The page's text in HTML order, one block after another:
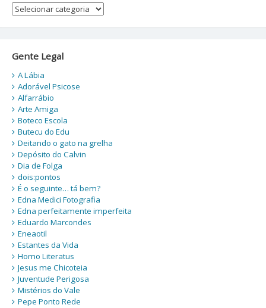
Categorias
Gente Legal
A Lábia
Adorável Psicose
Alfarrábio
Arte Amiga
Boteco Escola
Butecu do Edu
Deitando o gato na grelha
Depósito do Calvin
Dia de Folga
dois:pontos
É o seguinte… tá bem?
Edna Medici Fotografia
Edna perfeitamente imperfeita
Eduardo Marcondes
Eneaotil
Estantes da Vida
Homo Literatus
Jesus me Chicoteia
Juventude Perigosa
Mistérios do Vale
Pepe Ponto Rede